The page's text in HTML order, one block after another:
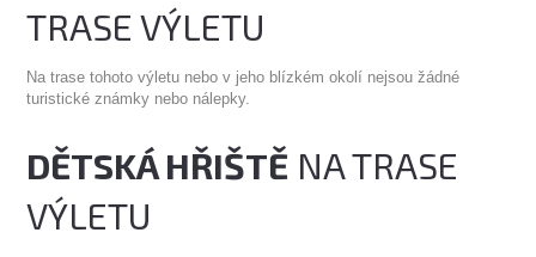
TRASE VÝLETU
Na trase tohoto výletu nebo v jeho blízkém okolí nejsou žádné
turistické známky nebo nálepky.
DĚTSKÁ HŘIŠTĚ NA TRASE
VÝLETU